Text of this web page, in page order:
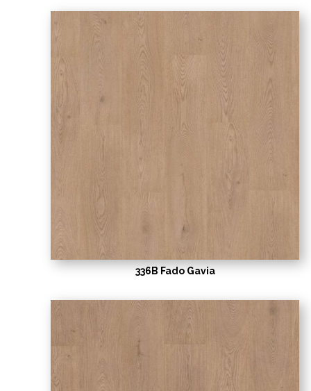
336B Fado Gavia